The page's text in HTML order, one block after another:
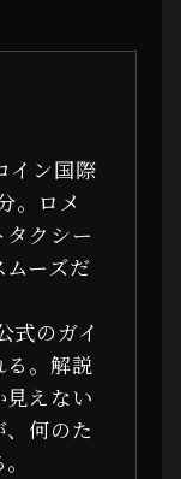
イン国際
。ロメ
クシー
ーズだ
式のガイ
る。解説
えない
何のた